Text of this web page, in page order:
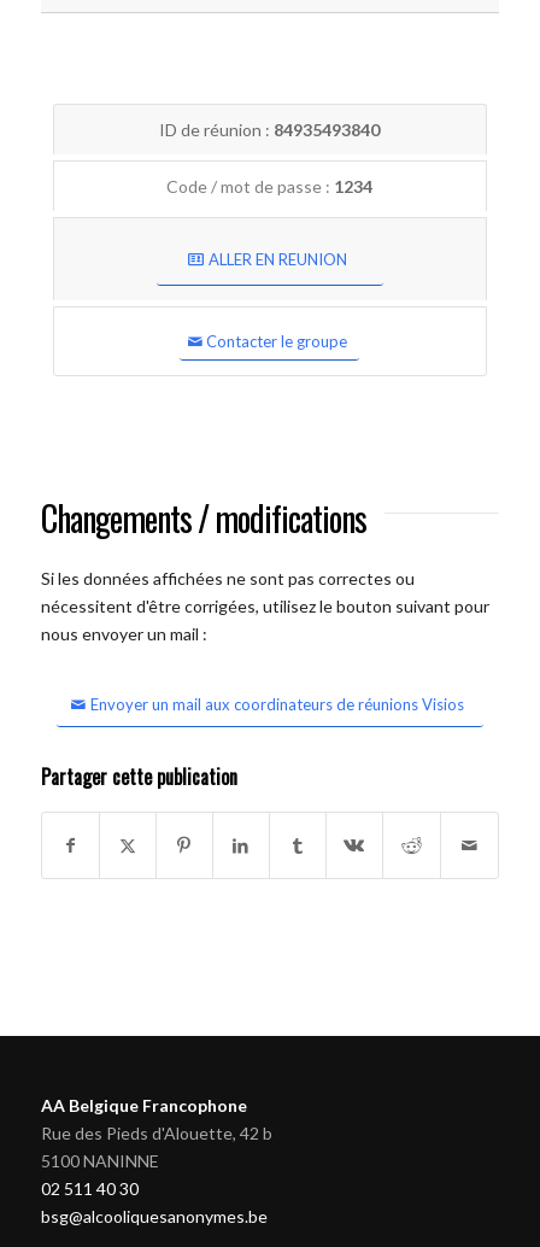
ID de réunion : 84935493840
Code / mot de passe : 1234
ALLER EN REUNION
Contacter le groupe
Changements / modifications
Si les données affichées ne sont pas correctes ou
nécessitent d'être corrigées, utilisez le bouton suivant pour
nous envoyer un mail :
Envoyer un mail aux coordinateurs de réunions Visios
Partager cette publication
AA Belgique Francophone
Rue des Pieds d'Alouette, 42 b
5100 NANINNE
02 511 40 30
bsg@alcooliquesanonymes.be